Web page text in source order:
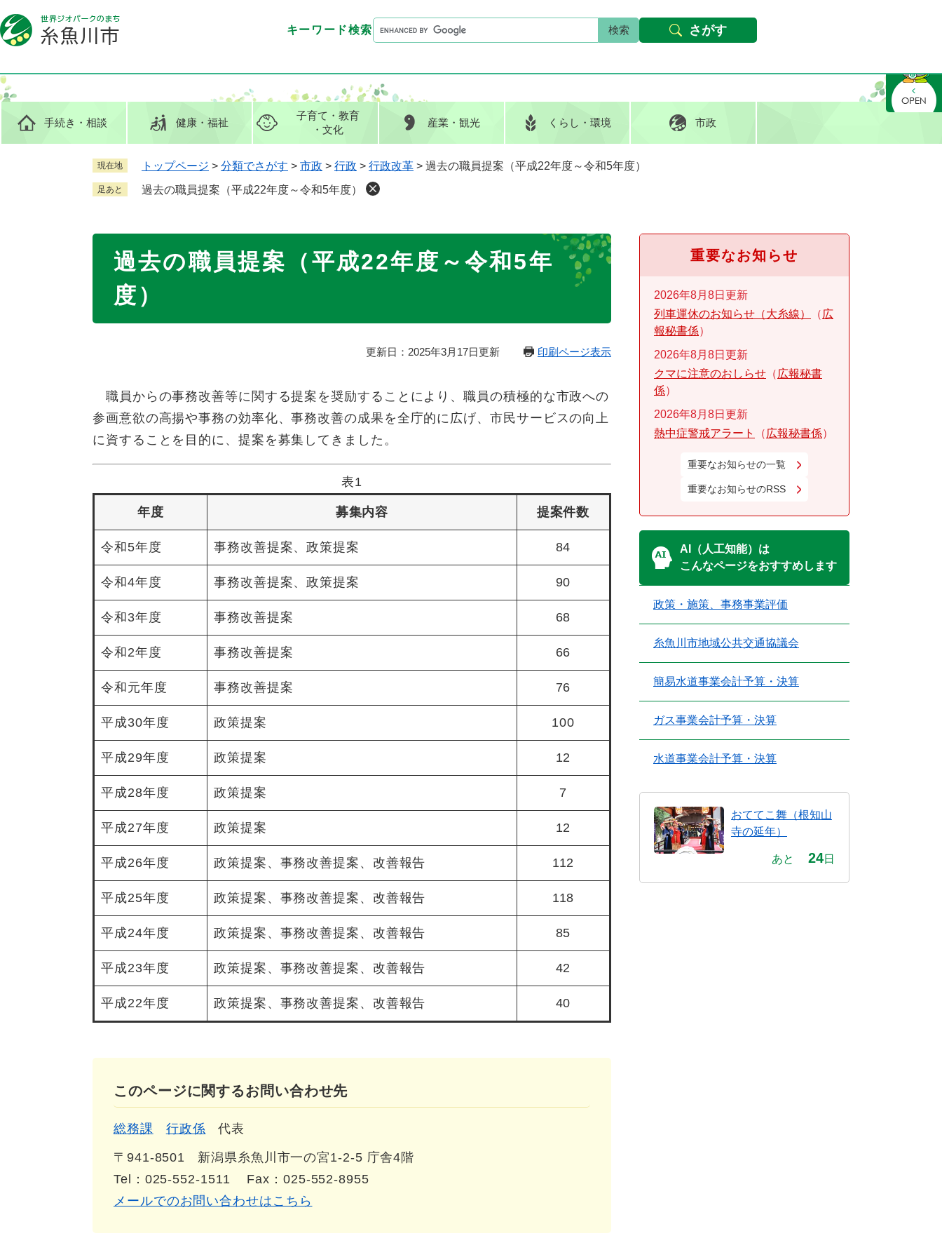
ー
ジ
先
頭
。
ニ
ュ
を
飛
て
本文へ Foreign languages
キーワード検索G
o
e
カ
ス
手続き ・相談 健康・福祉
子育て ・教育
・文化
産業 ・観光 くらし ・環境 市政
キーワード検索
G
o
g
l
ス
タ
検
さがす
現在地 トップページ > 分類でさがす > 市政 > 行政 > 行政改革 > 過去の職員提案（平成22年度～令和5年度）
足あと 過去の職員提案（平成22年度～令和5年度）
過去の職員提案（平成22年度～令和5年
度）
更新日：2025年3月17日更新 印刷ページ表示
職員からの事務改善等に関する提案を奨励することにより、職員の積極的な市政への
参画意欲の高揚や事務の効率化、事務改善の成果を全庁的に広げ、市民サービスの向上
に資することを目的に、提案を募集してきました。
表1
年度 募集内容 提案件数
令和5年度 事務改善提案、政策提案 84
令和4年度 事務改善提案、政策提案 90
令和3年度 事務改善提案 68
令和2年度 事務改善提案 66
令和元年度 事務改善提案 76
平成30年度 政策提案 100
平成29年度 政策提案 12
平成28年度 政策提案 7
平成27年度 政策提案 12
平成26年度 政策提案、事務改善提案、改善報告 112
平成25年度 政策提案、事務改善提案、改善報告 118
平成24年度 政策提案、事務改善提案、改善報告 85
平成23年度 政策提案、事務改善提案、改善報告 42
平成22年度 政策提案、事務改善提案、改善報告 40
このページに関するお問い合わせ先
総務課 行政係 代表
〒941-8501
新潟県糸魚川市一の宮1-2-5 庁舎4階
Tel：025-552-1511
Fax：025-552-8955
メールでのお問い合わせはこちら
重要なお知らせ
2026年8月8日更新
列車運休のお知らせ（大糸線）
広
報秘書係
2026年8月8日更新
クマに注意のおしらせ
広報秘書
係
2026年8月8日更新
熱中症警戒アラート
広報秘書係
重要なお知らせの一覧
重要なお知らせのRSS
AI（人工知能）は
こんなページをおすすめします
政策・施策、事務事業評価
糸魚川市地域公共交通協議会
簡易水道事業会計予算・決算
ガス事業会計予算・決算
水道事業会計予算・決算
おててこ舞（根知山
寺の延年）
あと 24日